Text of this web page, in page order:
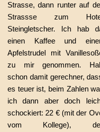
Strasse, dann runter auf
Strassse zum
Steingletscher. Ich hab
einen Kaffee und
Apfelstrudel mit
zu mir genommen.
schon damit gerechner,
es teuer ist, beim Zahlen
ich dann aber doch
schockiert: 22 € (mit der
vom Kollege),